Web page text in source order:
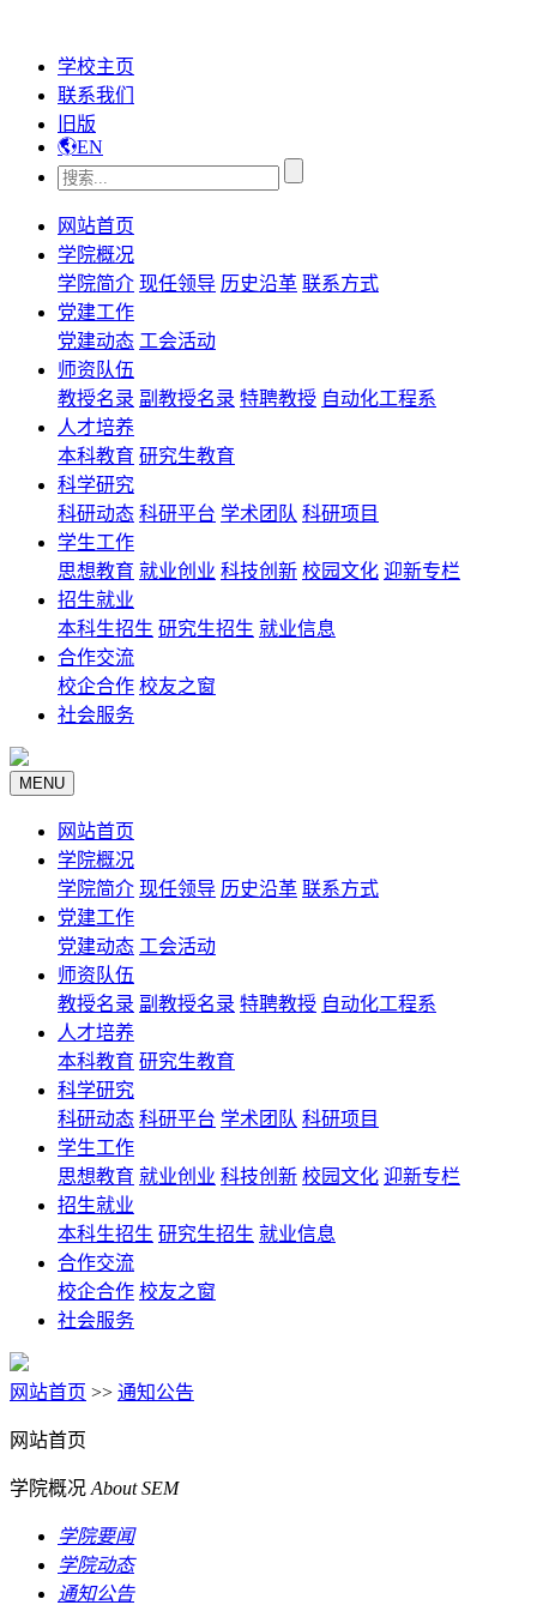
学校主页
联系我们
旧版
EN
网站首页
学院概况
学院简介 现任领导 历史沿革 联系方式
党建工作
党建动态 工会活动
师资队伍
教授名录 副教授名录 特聘教授 自动化工程系
人才培养
本科教育 研究生教育
科学研究
科研动态 科研平台 学术团队 科研项目
学生工作
思想教育 就业创业 科技创新 校园文化 迎新专栏
招生就业
本科生招生 研究生招生 就业信息
合作交流
校企合作 校友之窗
社会服务
MENU
网站首页
学院概况
学院简介 现任领导 历史沿革 联系方式
党建工作
党建动态 工会活动
师资队伍
教授名录 副教授名录 特聘教授 自动化工程系
人才培养
本科教育 研究生教育
科学研究
科研动态 科研平台 学术团队 科研项目
学生工作
思想教育 就业创业 科技创新 校园文化 迎新专栏
招生就业
本科生招生 研究生招生 就业信息
合作交流
校企合作 校友之窗
社会服务
网站首页 >> 通知公告
网站首页
学院概况 About SEM
学院要闻
学院动态
通知公告